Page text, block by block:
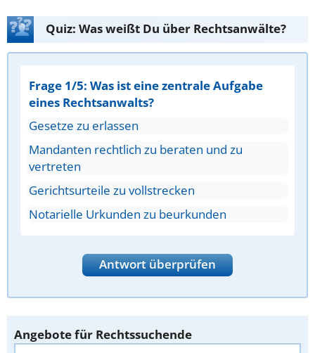
Quiz: Was weißt Du über Rechtsanwälte?
Frage 1/5: Was ist eine zentrale Aufgabe
eines Rechtsanwalts?
Gesetze zu erlassen
Mandanten rechtlich zu beraten und zu
vertreten
Gerichtsurteile zu vollstrecken
Notarielle Urkunden zu beurkunden
Antwort überprüfen
Angebote für Rechtssuchende